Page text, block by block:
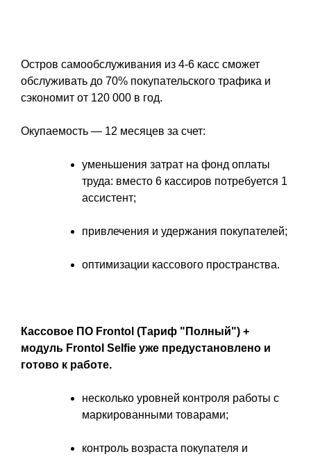
Остров самообслуживания из 4-6 касс сможет
обслуживать до 70% покупательского трафика и
сэкономит от 120 000 в год.
Окупаемость — 12 месяцев за счет:
уменьшения затрат на фонд оплаты
труда: вместо 6 кассиров потребуется 1
ассистент;
привлечения и удержания покупателей;
оптимизации кассового пространства.
Кассовое ПО Frontol (Тариф "Полный") +
модуль Frontol Selfie уже предустановлено и
готово к работе.
несколько уровней контроля работы с
маркированными товарами;
контроль возраста покупателя и